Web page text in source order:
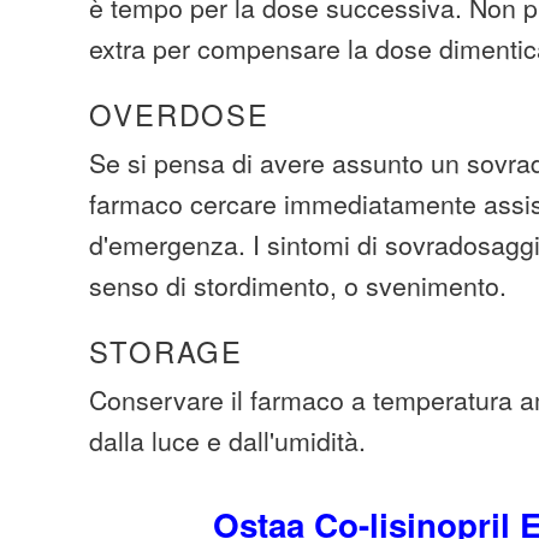
extra per compensare la dose
OVERDOSE
Se si pensa di avere assunto un
farmaco cercare immediatamente
d'emergenza. I sintomi di
senso di stordimento, o svenimento.
STORAGE
Conservare il farmaco a temperatura
dalla luce e dall'umidità.
Ostaa Co-lisinopril